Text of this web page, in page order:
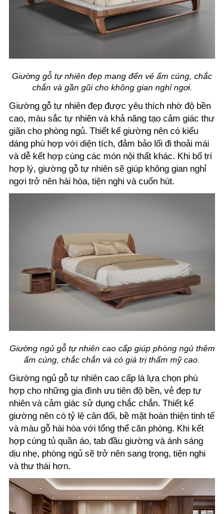
Giường gỗ tự nhiên đẹp mang đến vẻ ấm cúng, chắc
chắn và gần gũi cho không gian nghỉ ngơi.
Giường gỗ tự nhiên đẹp được yêu thích nhờ độ bền
cao, màu sắc tự nhiên và khả năng tạo cảm giác thư
giãn cho phòng ngủ. Thiết kế giường nên có kiểu
dáng phù hợp với diện tích, đảm bảo lối đi thoải mái
và dễ kết hợp cùng các món nội thất khác. Khi bố trí
hợp lý, giường gỗ tự nhiên sẽ giúp không gian nghỉ
ngơi trở nên hài hòa, tiện nghi và cuốn hút.
Giường ngủ gỗ tự nhiên cao cấp giúp phòng ngủ thêm
ấm cúng, chắc chắn và có giá trị thẩm mỹ cao.
Giường ngủ gỗ tự nhiên cao cấp là lựa chọn phù
hợp cho những gia đình ưu tiên độ bền, vẻ đẹp tự
nhiên và cảm giác sử dụng chắc chắn. Thiết kế
giường nên có tỷ lệ cân đối, bề mặt hoàn thiện tinh tế
và màu gỗ hài hòa với tổng thể căn phòng. Khi kết
hợp cùng tủ quần áo, tab đầu giường và ánh sáng
dịu nhẹ, phòng ngủ sẽ trở nên sang trọng, tiện nghi
và thư thái hơn.